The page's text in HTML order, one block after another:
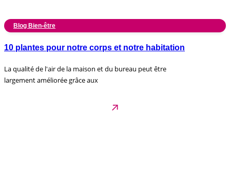
Blog Bien-être
10 plantes pour notre corps et notre habitation
La qualité de l'air de la maison et du bureau peut être
largement améliorée grâce aux